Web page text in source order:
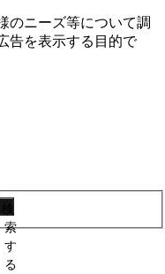
のニーズ等について調
告を表⽰する⽬的で
索
す
る